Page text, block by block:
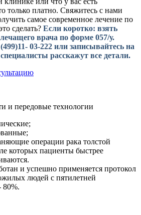
только платно. Свяжитесь с нами
самое современное лечение по
сделать? Если коротко: взять
врача по форме 057/у.
03-222 или записывайтесь на
расскажут все детали.
и передовые технологии
операции рака толстой
которых пациенты быстрее
и успешно применяется протокол
людей c пятилетней
80%.